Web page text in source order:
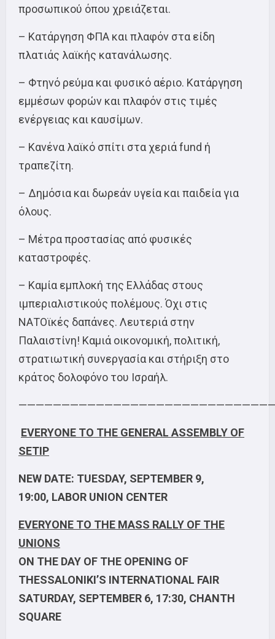
προσωπικού όπου χρειάζεται.
– Κατάργηση ΦΠΑ και πλαφόν στα είδη
πλατιάς λαϊκής κατανάλωσης.
– Φτηνό ρεύμα και φυσικό αέριο. Κατάργηση
εμμέσων φορών και πλαφόν στις τιμές
ενέργειας και καυσίμων.
– Κανένα λαϊκό σπίτι στα χεριά fund ή
τραπεζίτη.
– Δημόσια και δωρεάν υγεία και παιδεία για
όλους.
– Μέτρα προστασίας από φυσικές
καταστροφές.
– Καμία εμπλοκή της Ελλάδας στους
ιμπεριαλιστικούς πολέμους. Όχι στις
ΝΑΤΟϊκές δαπάνες. Λευτεριά στην
Παλαιστίνη! Καμιά οικονομική, πολιτική,
στρατιωτική συνεργασία και στήριξη στο
κράτος δολοφόνο του Ισραήλ.
EVERYONE TO THE GENERAL ASSEMBLY OF
SETIP
NEW DATE: TUESDAY, SEPTEMBER 9,
19:00, LABOR UNION CENTER
EVERYONE TO THE MASS RALLY OF THE
UNIONS
ON THE DAY OF THE OPENING OF
THESSALONIKI’S INTERNATIONAL FAIR
SATURDAY, SEPTEMBER 6, 17:30, CHANTH
SQUARE